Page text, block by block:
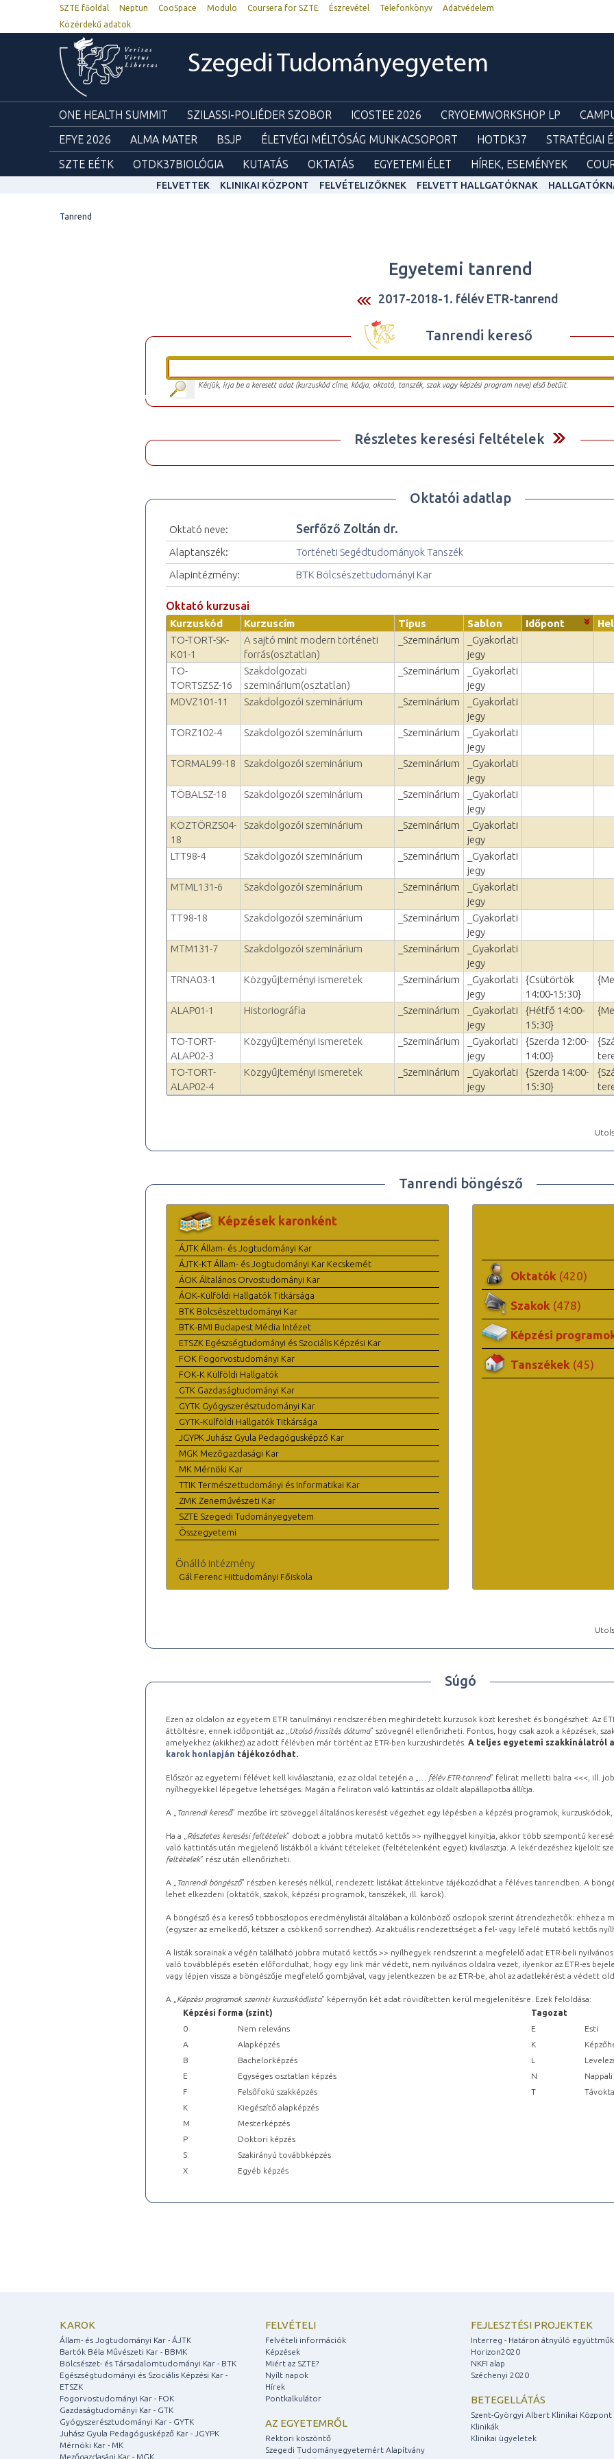
SZTE főoldal Neptun CooSpace Modulo Coursera for SZTE Észrevétel Telefonkönyv
Adatvédelem
Közérdekű adatok
Szegedi Tudományegyetem
ONE HEALTH SUMMIT SZILASSI-POLIÉDER SZOBOR ICOSTEE 2026 CRYOEMWORKSHOP LP
EFYE 2026
ALMA MATER BSJP ÉLETVÉGI MÉLTÓSÁG MUNKACSOPORT HOTDK37 STRATÉGIAI
SZTE EÉTK
OTDK37BIOLÓGIA KUTATÁS OKTATÁS EGYETEMI ÉLET HÍREK, ESEMÉNYEK
FELVETTEK KLINIKAI KÖZPONT FELVÉTELIZŐKNEK FELVETT HALLGATÓKNAK
Tanrend
Egyetemi tanrend
2017-2018-1. félév ETR-tanrend
Tanrendi kereső
Kérjük, írja be a keresett adat (kurzuskód címe, kódja, oktató, tanszék, szak vagy képzési program neve) első betűit.
Részletes keresési feltételek
Oktatói adatlap
Oktató neve: Serfőző Zoltán dr.
Alaptanszék:
Történeti Segédtudományok Tanszék
Alapintézmény:
BTK Bölcsészettudományi Kar
Oktató kurzusai
Kurzuskód Kurzuscím Típus Sablon Időpont
TO-TORT-SK-
K01-1
A sajtó mint modern történeti
forrás(osztatlan)
_Szeminárium
_Gyakorlati
jegy
TO-
TORTSZSZ-16
Szakdolgozati
szeminárium(osztatlan)
_Szeminárium
_Gyakorlati
jegy
MDVZ101-11
Szakdolgozói szeminárium _Szeminárium
_Gyakorlati
jegy
TORZ102-4
Szakdolgozói szeminárium _Szeminárium
_Gyakorlati
jegy
TORMAL99-18
Szakdolgozói szeminárium _Szeminárium
_Gyakorlati
jegy
TÖBALSZ-18
Szakdolgozói szeminárium _Szeminárium
_Gyakorlati
jegy
KÖZTÖRZS04-
18
Szakdolgozói szeminárium _Szeminárium
_Gyakorlati
jegy
LTT98-4
Szakdolgozói szeminárium _Szeminárium
_Gyakorlati
jegy
MTML131-6
Szakdolgozói szeminárium _Szeminárium
_Gyakorlati
jegy
TT98-18
Szakdolgozói szeminárium _Szeminárium
_Gyakorlati
jegy
MTM131-7
Szakdolgozói szeminárium _Szeminárium
_Gyakorlati
jegy
TRNA03-1
Közgyűjteményi ismeretek _Szeminárium
_Gyakorlati
jegy
{Csütörtök
14:00-15:30}
ALAP01-1 Historiográfia _Szeminárium
_Gyakorlati
jegy
{Hétfő 14:00-
15:30}
TO-TORT-
ALAP02-3
Közgyűjteményi ismeretek _Szeminárium
_Gyakorlati
jegy
{Szerda 12:00-
14:00}
TO-TORT-
ALAP02-4
Közgyűjteményi ismeretek _Szeminárium
_Gyakorlati
jegy
{Szerda 14:00-
15:30}
Tanrendi böngésző
Képzések karonként
ÁJTK Állam- és Jogtudományi Kar
ÁJTK-KT Állam- és Jogtudományi Kar Kecskemét
ÁOK Általános Orvostudományi Kar
ÁOK-Külföldi Hallgatók Titkársága
BTK Bölcsészettudományi Kar
BTK-BMI Budapest Média Intézet
ETSZK Egészségtudományi és Szociális Képzési Kar
FOK Fogorvostudományi Kar
FOK-K Külföldi Hallgatók
GTK Gazdaságtudományi Kar
GYTK Gyógyszerésztudományi Kar
GYTK-Külföldi Hallgatók Titkársága
JGYPK Juhász Gyula Pedagógusképző Kar
MGK Mezőgazdasági Kar
MK Mérnöki Kar
TTIK Természettudományi és Informatikai Kar
ZMK Zeneművészeti Kar
SZTE Szegedi Tudományegyetem
Összegyetemi
Önálló intézmény
Gál Ferenc Hittudományi Főiskola
Oktatók (420)
Szakok (478)
Képzési
Tanszékek (45)
Súgó
Ezen az oldalon az egyetem ETR tanulmányi rendszerében meghirdetett kurzusok közt kereshet és böngészhet. Az
áttöltésre, ennek időpontját az „ Utolsó frissítés dátuma” szövegnél ellenőrizheti. Fontos, hogy csak azok a képzések,
amelyekhez (akikhez) az adott félévben már történt az ETR-ben kurzushirdetés. A teljes egyetemi szakkínálatról a
karok honlapján tájékozódhat.
Először az egyetemi félévet kell kiválasztania, ez az oldal tetején a „ … félév ETR-tanrend” felirat melletti balra <<<, ill.
nyílhegyekkel lépegetve lehetséges. Magán a feliraton való kattintás az oldalt alapállapotba állítja.
A „ Tanrendi kereső” mezőbe írt szöveggel általános keresést végezhet egy lépésben a képzési programok,
Ha a „ Részletes keresési feltételek” dobozt a jobbra mutató kettős >> nyílheggyel kinyitja, akkor több szempontú
való kattintás után megjelenő listákból a kívánt tételeket (feltételenként egyet) kiválasztja. A lekérdezéshez kijelölt
feltételek” rész után ellenőrizheti.
A „ Tanrendi böngésző” részben keresés nélkül, rendezett listákat áttekintve tájékozódhat a féléves tanrendben. A
lehet elkezdeni (oktatók, szakok, képzési programok, tanszékek, ill. karok).
A böngésző és a kereső többoszlopos eredménylistái általában a különböző oszlopok szerint átrendezhetők: ehhez a
(egyszer az emelkedő, kétszer a csökkenő sorrendhez). Az aktuális rendezettséget a fel- vagy lefelé mutató kettős
A listák sorainak a végén található jobbra mutató kettős >> nyílhegyek rendszerint a megfelelő adat ETR-beli
való továbblépés esetén előfordulhat, hogy egy link már védett, nem nyilvános oldalra vezet, ilyenkor az ETR-es
vagy lépjen vissza a böngészője megfelelő gombjával, vagy jelentkezzen be az ETR-be, ahol az adatlekérést a védett
A „ Képzési programok szerinti kurzuskódlista” képernyőn két adat rövidítetten kerül megjelenítésre. Ezek feloldása:
Képzési forma (szint)
Tagozat
0
Nem releváns E
Esti
A
Alapképzés K
B
Bachelorképzés L
E
Egységes osztatlan képzés N
Nappali
F
Felsőfokú szakképzés T
K
Kiegészítő alapképzés
M
Mesterképzés
P
Doktori képzés
S
Szakirányú továbbképzés
X
Egyéb képzés
KAROK
Állam- és Jogtudományi Kar - ÁJTK
Bartók Béla Művészeti Kar - BBMK
Bölcsészet- és Társadalomtudományi Kar - BTK
Egészségtudományi és Szociális Képzési Kar -
ETSZK
Fogorvostudományi Kar - FOK
Gazdaságtudományi Kar - GTK
Gyógyszerésztudományi Kar - GYTK
Juhász Gyula Pedagógusképző Kar - JGYPK
Mérnöki Kar - MK
Mezőgazdasági Kar - MGK
FELVÉTELI
Felvételi információk
Képzések
Miért az SZTE?
Nyílt napok
Hírek
Pontkalkulátor
AZ EGYETEMRŐL
Rektori köszöntő
Szegedi Tudományegyetemért Alapítvány
FEJLESZTÉSI PROJEKTEK
Interreg - Határon átnyúló
Horizon2020
NKFI alap
Széchenyi 2020
BETEGELLÁTÁS
Szent-Györgyi Albert Klinikai Központ
Klinikák
Klinikai ügyeletek